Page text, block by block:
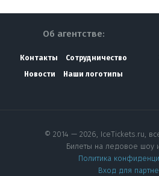
Об агентстве:
Контакты
Сотрудничество
Новости
Наши логотипы
© 2014 — 2026, IceTickets.ru,
Билеты на ледовое шоу
Политика
Вход для